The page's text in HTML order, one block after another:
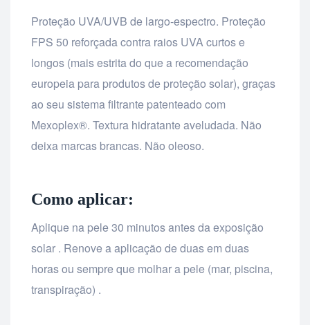
Proteção UVA/UVB de largo-espectro. Proteção
FPS 50 reforçada contra raios UVA curtos e
longos (mais estrita do que a recomendação
europeia para produtos de proteção solar), graças
ao seu sistema filtrante patenteado com
Mexoplex®. Textura hidratante aveludada. Não
deixa marcas brancas. Não oleoso.
Como aplicar:
Aplique na pele 30 minutos antes da exposição
solar . Renove a aplicação de duas em duas
horas ou sempre que molhar a pele (mar, piscina,
transpiração) .